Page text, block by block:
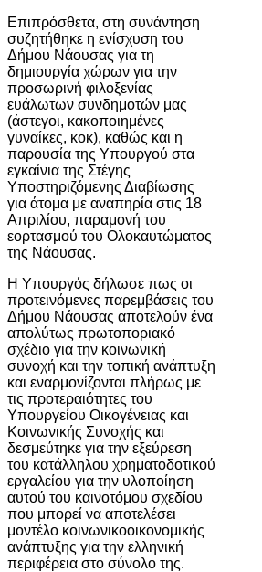
Επιπρόσθετα, στη συνάντηση
συζητήθηκε η ενίσχυση του
Δήμου Νάουσας για τη
δημιουργία χώρων για την
προσωρινή φιλοξενίας
ευάλωτων συνδημοτών μας
(άστεγοι, κακοποιημένες
γυναίκες, κοκ), καθώς και η
παρουσία της Υπουργού στα
εγκαίνια της Στέγης
Υποστηριζόμενης Διαβίωσης
για άτομα με αναπηρία στις 18
Απριλίου, παραμονή του
εορτασμού του Ολοκαυτώματος
της Νάουσας.
Η Υπουργός δήλωσε πως οι
προτεινόμενες παρεμβάσεις του
Δήμου Νάουσας αποτελούν ένα
απολύτως πρωτοποριακό
σχέδιο για την κοινωνική
συνοχή και την τοπική ανάπτυξη
και εναρμονίζονται πλήρως με
τις προτεραιότητες του
Υπουργείου Οικογένειας και
Κοινωνικής Συνοχής και
δεσμεύτηκε για την εξεύρεση
του κατάλληλου χρηματοδοτικού
εργαλείου για την υλοποίηση
αυτού του καινοτόμου σχεδίου
που μπορεί να αποτελέσει
μοντέλο κοινωνικοοικονομικής
ανάπτυξης για την ελληνική
περιφέρεια στο σύνολο της.